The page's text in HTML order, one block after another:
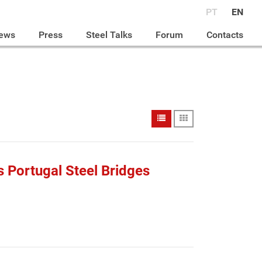
PT EN
Press Steel Talks Forum Contacts
Portugal Steel Bridges